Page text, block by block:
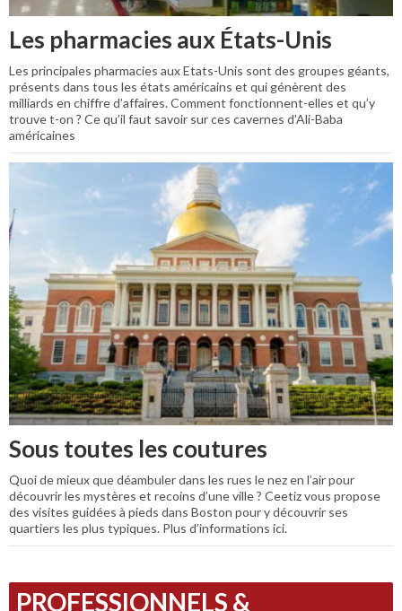
Les pharmacies aux États-Unis
Les principales pharmacies aux Etats-Unis sont des groupes géants,
présents dans tous les états américains et qui génèrent des
milliards en chiffre d’affaires. Comment fonctionnent-elles et qu’y
trouve t-on ? Ce qu’il faut savoir sur ces cavernes d’Ali-Baba
américaines
Sous toutes les coutures
Quoi de mieux que déambuler dans les rues le nez en l’air pour
découvrir les mystères et recoins d’une ville ? Ceetiz vous propose
des visites guidées à pieds dans Boston pour y découvrir ses
quartiers les plus typiques. Plus d’informations ici.
PROFESSIONNELS &